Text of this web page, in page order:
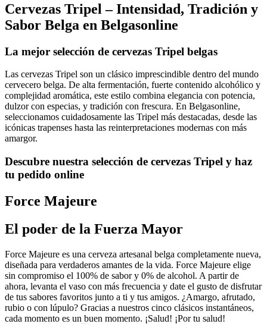
Cervezas Tripel – Intensidad, Tradición y
Sabor Belga en Belgasonline
La mejor selección de cervezas Tripel belgas
Las cervezas Tripel son un clásico imprescindible dentro del mundo
cervecero belga. De alta fermentación, fuerte contenido alcohólico y
complejidad aromática, este estilo combina elegancia con potencia,
dulzor con especias, y tradición con frescura. En Belgasonline,
seleccionamos cuidadosamente las Tripel más destacadas, desde las
icónicas trapenses hasta las reinterpretaciones modernas con más
amargor.
Descubre nuestra selección de cervezas Tripel y haz
tu pedido online
Force Majeure
El poder de la Fuerza Mayor
Force Majeure es una cerveza artesanal belga completamente nueva,
diseñada para verdaderos amantes de la vida. Force Majeure elige
sin compromiso el 100% de sabor y 0% de alcohol. A partir de
ahora, levanta el vaso con más frecuencia y date el gusto de disfrutar
de tus sabores favoritos junto a ti y tus amigos. ¿Amargo, afrutado,
rubio o con lúpulo? Gracias a nuestros cinco clásicos instantáneos,
cada momento es un buen momento. ¡Salud! ¡Por tu salud!